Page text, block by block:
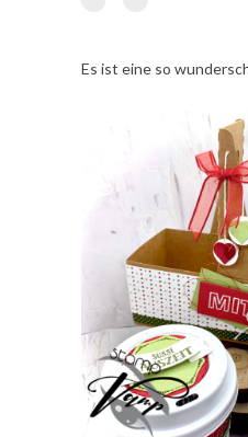
Es ist eine so